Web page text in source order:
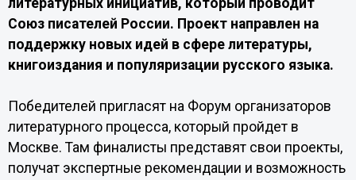
литературных инициатив, который проводит
Союз писателей России. Проект направлен на
поддержку новых идей в сфере литературы,
книгоиздания и популяризации русского языка.
Победителей пригласят на Форум организаторов
литературного процесса, который пройдет в
Москве. Там финалисты представят свои проекты,
получат экспертные рекомендации и возможность